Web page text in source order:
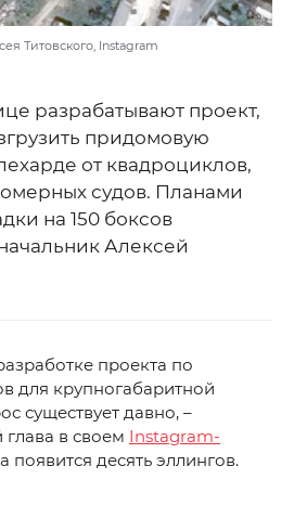
Титовского, Instagram
разрабатывают проект,
придомовую
от квадроциклов,
судов. Планами
на 150 боксов
Алексей
проекта по
для крупногабаритной
существует давно, –
глава в своем Instagram-
появится десять эллингов.